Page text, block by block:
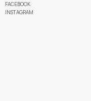
FACEBOOK
INSTAGRAM